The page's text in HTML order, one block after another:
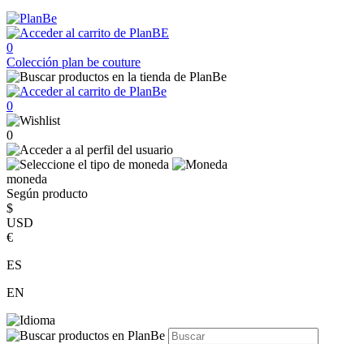
0
Colección plan be couture
0
0
moneda
Según producto
$
USD
€
ES
EN